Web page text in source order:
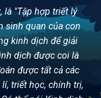
là "Tập hợp triết lý
sinh quan của con
kinh dịch để giải
dịch được coi là
được tất cả các
triết học, chính trị,